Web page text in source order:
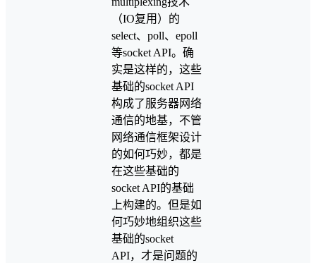
（IO复用）的
select、poll、epoll
等socket API。确
实是这样的，这些
基础的socket API
构成了服务器网络
通信的地基，不管
网络通信框架设计
的如何巧妙，都是
在这些基础的
socket API的基础
上构建的。但是如
何巧妙地组织这些
基础的socket
API，才是问题的